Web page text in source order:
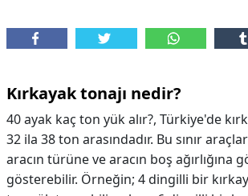
Kırkayak tonajı nedir?
40 ayak kaç ton yük alır?, Türkiye'de
32 ila 38 ton arasındadır. Bu sınır
aracın türüne ve aracın boş ağırlığına
gösterebilir. Örneğin; 4 dingilli bir